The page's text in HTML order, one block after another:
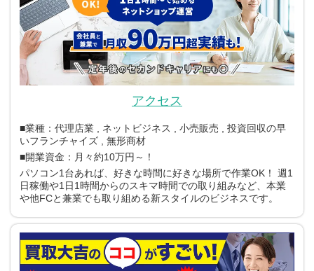
アクセス
■業種：代理店業 , ネットビジネス , 小売販売 , 投資回収の早
いフランチャイズ , 無形商材
■開業資金：月々約10万円～！
パソコン1台あれば、好きな時間に好きな場所で作業OK！
週1
日稼働や1日1時間からのスキマ時間での取り組みなど、本業
や他FCと兼業でも取り組める新スタイルのビジネスです。